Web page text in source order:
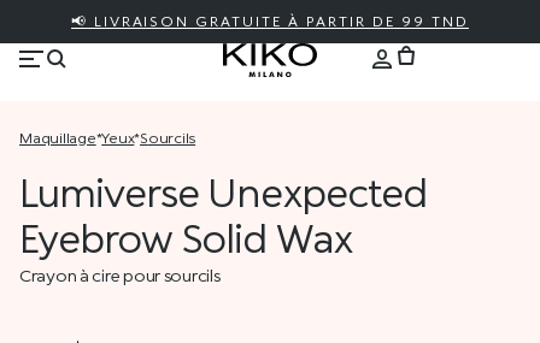
📢 LIVRAISON GRATUITE À PARTIR DE 99 TND
maquillage* yeux* sourcils
Lumiverse Unexpected
Eyebrow Solid Wax
Crayon à cire pour sourcils